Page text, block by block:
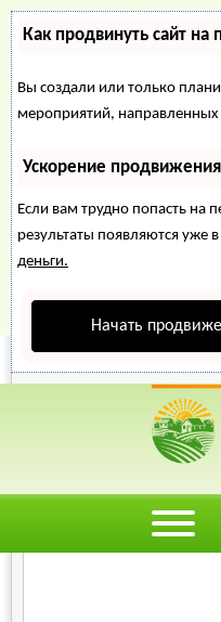
Как продвинуть сайт на
Вы создали или только
мероприятий, направленных
Ускорение продвижения
Если вам трудно попасть на
результаты появляются уже
деньги.
Начать